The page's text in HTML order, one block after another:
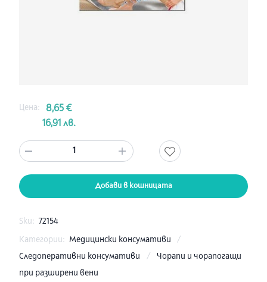
Цена:
8,65 €
16,91 лв.
1
Добави в кошницата
Sku: 72154
Категории: Медицински консумативи
/
Следоперативни консумативи
/
Чорапи и чорапогащи
при разширени вени